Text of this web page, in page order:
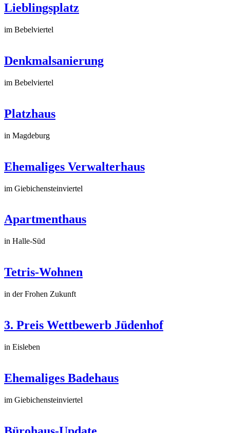
Lieblingsplatz
im Bebelviertel
Denkmalsanierung
im Bebelviertel
Platzhaus
in Magdeburg
Ehemaliges Verwalterhaus
im Giebichensteinviertel
Apartmenthaus
in Halle-Süd
Tetris-Wohnen
in der Frohen Zukunft
3. Preis Wettbewerb Jüdenhof
in Eisleben
Ehemaliges Badehaus
im Giebichensteinviertel